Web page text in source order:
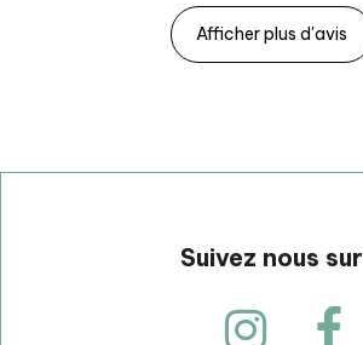
Afficher plus d'avis
Suivez nous sur